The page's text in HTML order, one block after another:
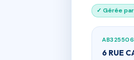
✓ Gérée
6 RUE